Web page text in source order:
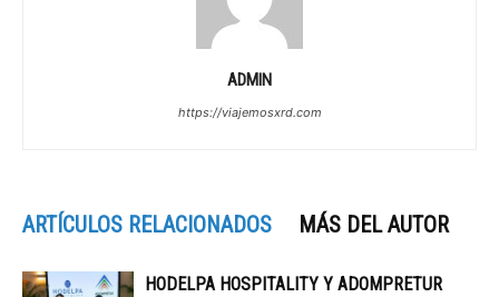
ADMIN
https://viajemosxrd.com
ARTÍCULOS RELACIONADOS MÁS DEL AUTOR
HODELPA HOSPITALITY Y ADOMPRETUR